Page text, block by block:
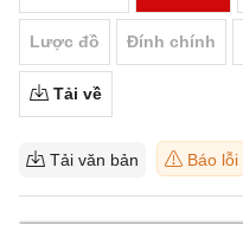
Lược đồ Đính chính
Tải về
Tải văn bản Báo lỗi